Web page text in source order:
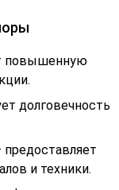
повышенную
долговечность
предоставляет
и техники.